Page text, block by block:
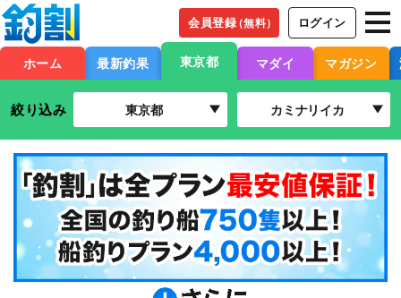
会員登録（無料） ログイン
ホーム 最新釣果 東京都 マダイ マガジン
絞り込み 東京都 カミナリイカ